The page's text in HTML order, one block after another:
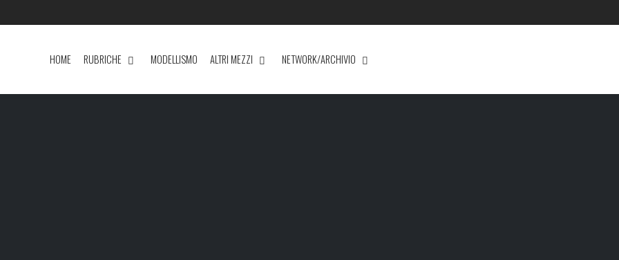
HOME RUBRICHE MODELLISMO ALTRI MEZZI NETWORK/ARCHIVIO